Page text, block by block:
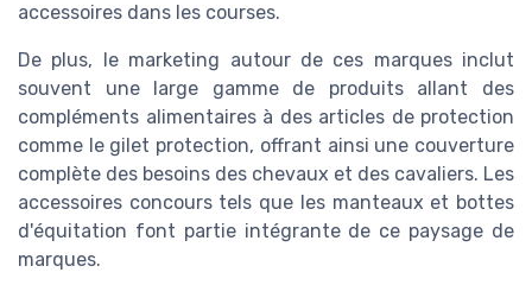
accessoires dans les courses.
De plus, le marketing autour de ces marques inclut
souvent une large gamme de produits allant des
compléments alimentaires à des articles de protection
comme le gilet protection, offrant ainsi une couverture
complète des besoins des chevaux et des cavaliers. Les
accessoires concours tels que les manteaux et bottes
d'équitation font partie intégrante de ce paysage de
marques.